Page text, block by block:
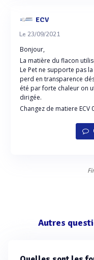
ECV
Le 23/09/2021
Bonjour,
La matière du flacon
Le Pet ne supporte pas
perd en transparence
été par forte chaleur on
dirigée.
Changez de matiere ECV
Autres